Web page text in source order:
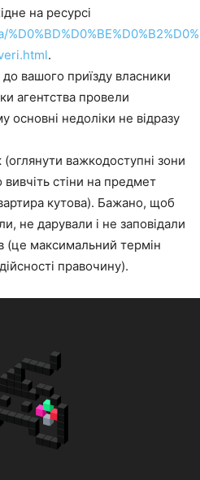
на ресурсі
.
вашого приїзду власники
агентства провели
недоліки не відразу
(оглянути важкодоступні зони
стіни на предмет
кутова). Бажано, щоб
не дарували і не заповідали
(це максимальний термін
правочину).